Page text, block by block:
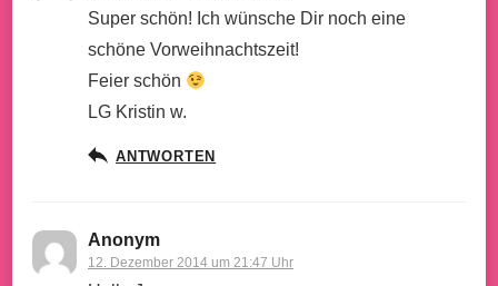
Super schön! Ich wünsche Dir noch eine
schöne Vorweihnachtszeit!
Feier schön
LG Kristin w.
ANTWORTEN
Anonym
12. Dezember 2014 um 21:47 Uhr